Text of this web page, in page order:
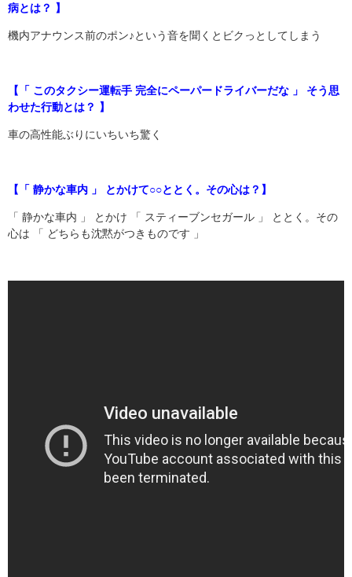
病とは？ 】
機内アナウンス前のポン♪という音を聞くとビクっとしてしまう
【「 このタクシー運転手 完全にペーパードライバーだな 」 そう思
わせた行動とは？ 】
車の高性能ぶりにいちいち驚く
【「 静かな車内 」 とかけて○○ととく。その心は？】
「 静かな車内 」 とかけ 「 スティーブンセガール 」 ととく。その
心は 「 どちらも沈黙がつきものです 」